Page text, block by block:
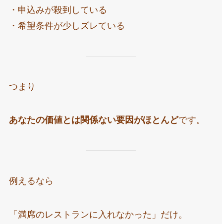
・申込みが殺到している
・希望条件が少しズレている
つまり
あなたの価値とは関係ない要因がほとんどです。
例えるなら
「満席のレストランに入れなかった」だけ。